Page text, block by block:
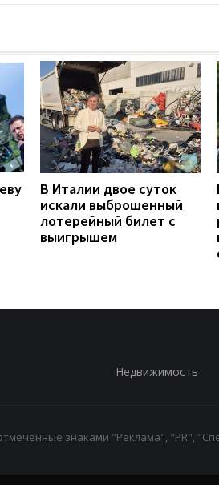
В Италии двое суток
искали выброшенный
лотерейный билет с
выигрышем
Недвижимость
знаками "Реклама", "PR",